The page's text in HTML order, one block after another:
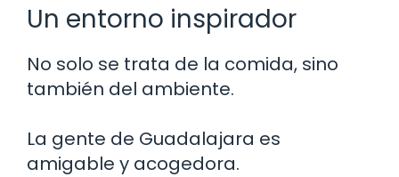
Un entorno inspirador
No solo se trata de la comida, sino
también del ambiente.
La gente de Guadalajara es
amigable y acogedora.